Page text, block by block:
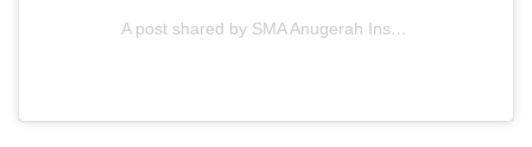
A post shared by SMA Anugerah Insani (@smait.anugerahinsani)